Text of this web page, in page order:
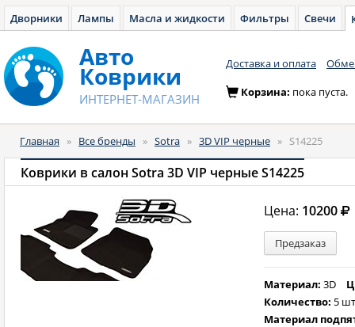
Дворники Лампы Масла и жидкости Фильтры Свечи
Авто
Коврики
ИНТЕРНЕТ-МАГАЗИН
Доставка и оплата
Корзина: пока пуста.
Главная » Все бренды » Sotra » 3D VIP черные » S14225
Коврики в салон Sotra 3D VIP черные S14225
Цена: 10200
Предзаказ
Материал:3D
Количество: 5
Материал